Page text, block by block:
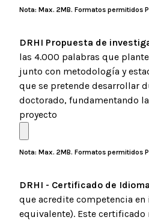
Nota: Max. 2MB. Formatos permitidos
DRHI Propuesta de
las 4.000 palabras que
junto con metodología y
que se pretende desarrollar
doctorado, fundamentando
proyecto
Nota: Max. 2MB. Formatos permitidos
DRHI - Certificado de
que acredite competencia en
equivalente). Este certificado